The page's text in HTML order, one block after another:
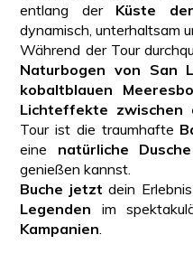
entlang der Küste
dynamisch, unterhaltsam
Während der Tour
Naturbogen von San
kobaltblauen
Lichteffekte zwischen
Tour ist die traumhafte
eine natürliche
genießen kannst.
Buche jetzt dein
Legenden im
Kampanien